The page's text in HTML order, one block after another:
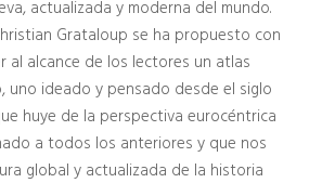
actualizada y moderna del mundo.
Grataloup se ha propuesto con
al alcance de los lectores un atlas
uno ideado y pensado desde el siglo
huye de la perspectiva eurocéntrica
a todos los anteriores y que nos
global y actualizada de la historia